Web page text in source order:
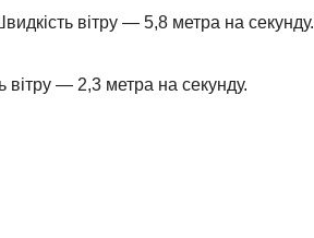
вітру — 5,8 метра на секунду.
вітру — 2,3 метра на секунду.